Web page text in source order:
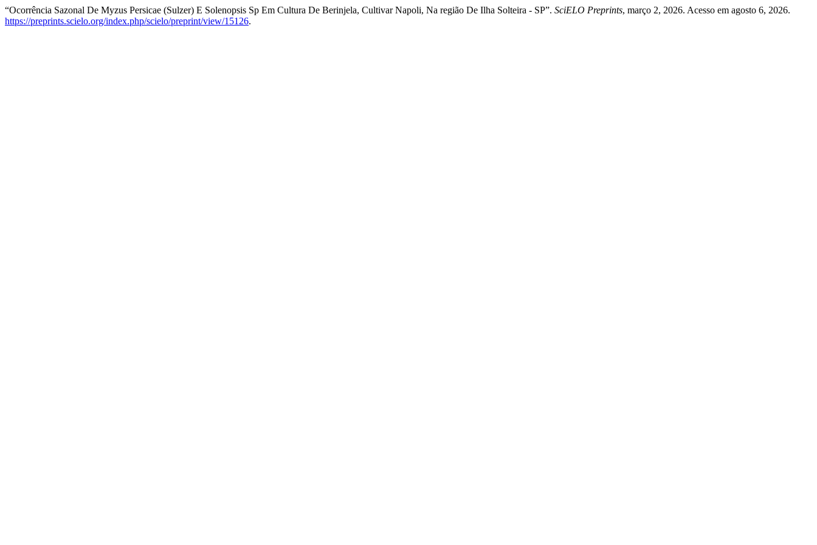
“Ocorrência Sazonal De Myzus Persicae (Sulzer) E Solenopsis Sp Em Cultura De Berinjela, Cultivar Napoli, Na região De Ilha Solteira - SP”. SciELO Preprints, março 2, 2026. Acesso em agosto 6, 2026.
https://preprints.scielo.org/index.php/scielo/preprint/view/15126.